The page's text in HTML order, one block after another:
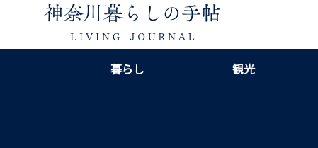
暮らし 観光